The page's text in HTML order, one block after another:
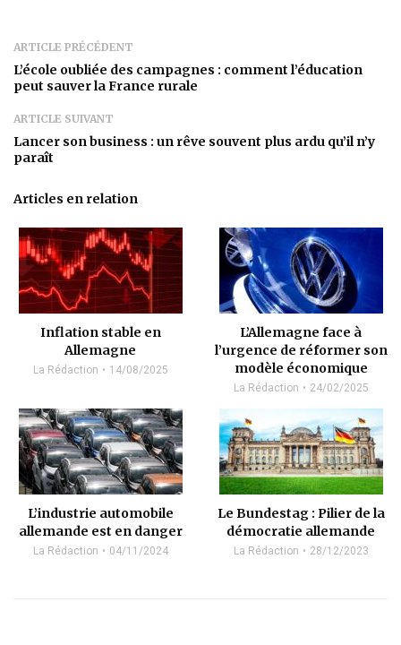
ARTICLE PRÉCÉDENT
L’école oubliée des campagnes : comment l’éducation
peut sauver la France rurale
ARTICLE SUIVANT
Lancer son business : un rêve souvent plus ardu qu’il n’y
paraît
Articles en relation
Inflation stable en
Allemagne
La Rédaction 14/08/2025
L’Allemagne face à
l’urgence de réformer son
modèle économique
La Rédaction 24/02/2025
L’industrie automobile
allemande est en danger
La Rédaction 04/11/2024
Le Bundestag : Pilier de la
démocratie allemande
La Rédaction 28/12/2023